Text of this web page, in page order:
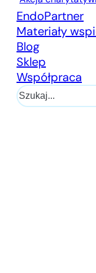
EndoPartner
Materiały
Blog
Sklep
Współpraca
Szukaj